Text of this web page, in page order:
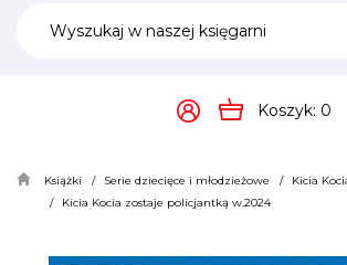
Koszyk: 0
Książki Serie dziecięce i młodzieżowe
Kicia
Kicia Kocia zostaje policjantką w.2024